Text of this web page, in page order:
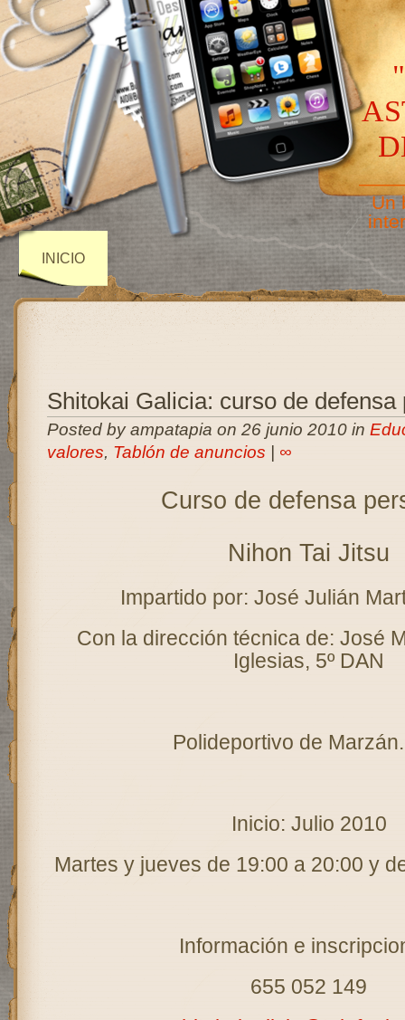
Un
INICIO
Shitokai Galicia: curso de defensa
Posted by ampatapia on 26 junio 2010 in
valores, Tablón de anuncios ∞
Curso de defensa
Nihon Tai Jitsu
Impartido por: José Julián
Con la dirección técnica de: José
Iglesias, 5º DAN
Polideportivo de
Inicio: Julio 2010
Martes y jueves de 19:00 a 20:00 y
Información e
655 052 149